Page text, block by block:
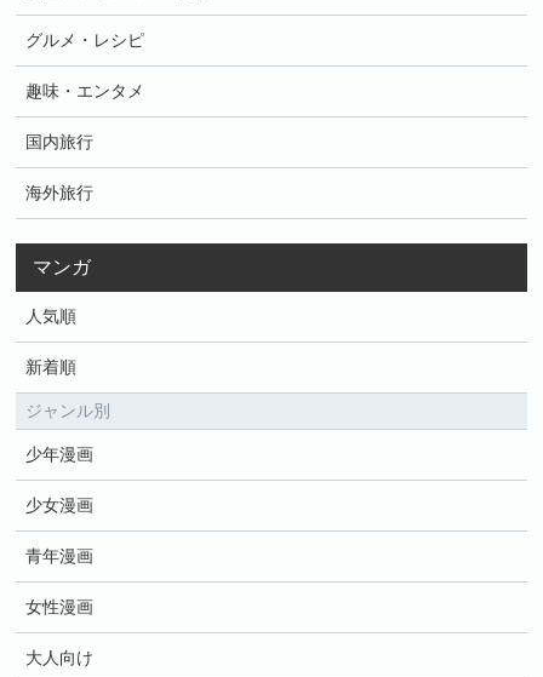
グルメ・レシピ
趣味・エンタメ
国内旅行
海外旅行
マンガ
人気順
新着順
ジャンル別
少年漫画
少女漫画
青年漫画
女性漫画
大人向け